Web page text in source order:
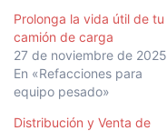
Prolonga la vida útil de tu
camión de carga
27 de noviembre de 2025
En «Refacciones para
equipo pesado»
Distribución y Venta de